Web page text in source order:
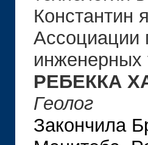
Константин
Ассоциации
инженерных
РЕБЕККА
Геолог
Закончила